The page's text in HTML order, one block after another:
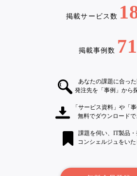
掲載サービス数
掲載事例数
あなたの課題に合った
発注先を「事例」から
「サービス資料」や「
無料でダウンロードで
課題を伺い、IT製品
コンシェルジュをいた